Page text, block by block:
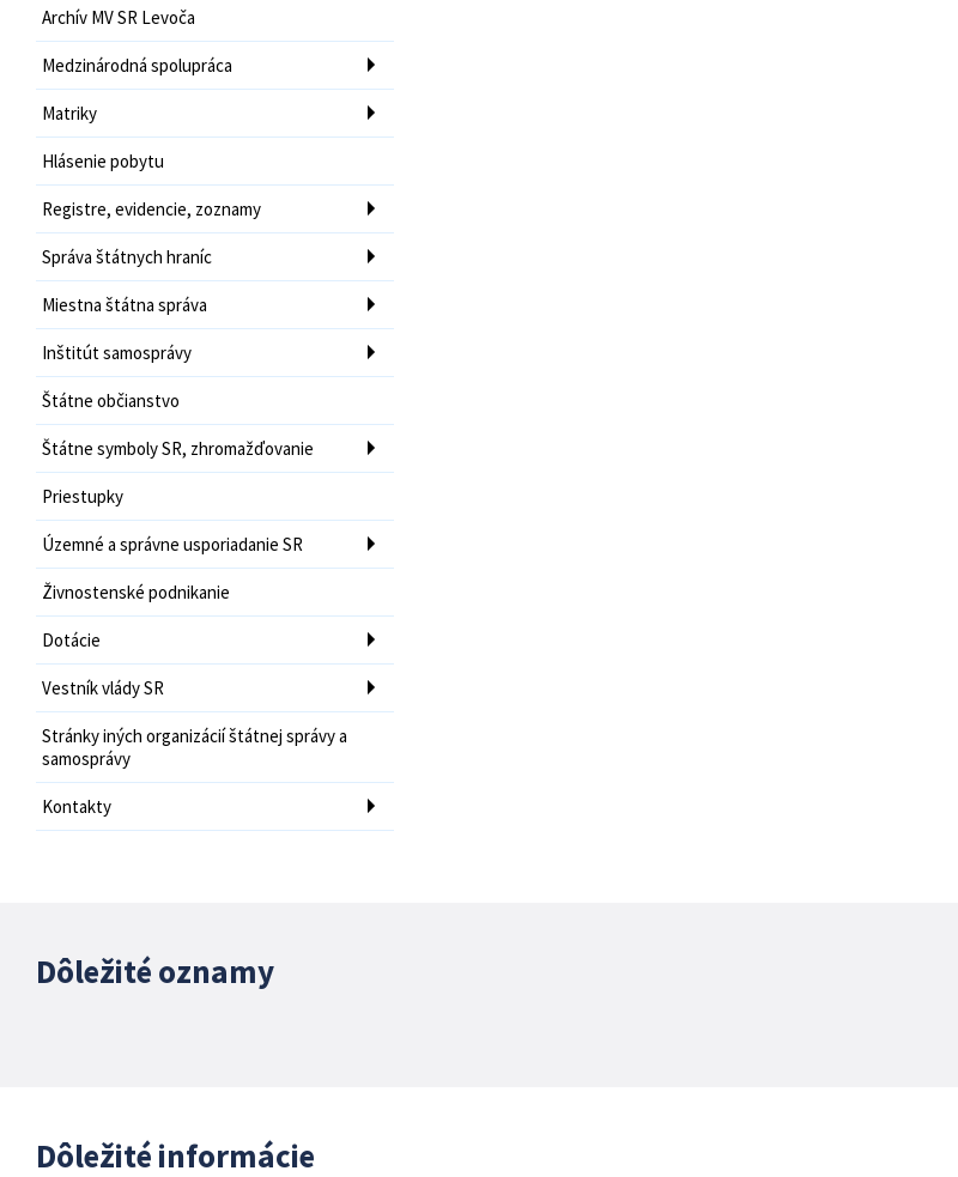
Archív MV SR Levoča
Medzinárodná spolupráca
Matriky
Hlásenie pobytu
Registre, evidencie, zoznamy
Správa štátnych hraníc
Miestna štátna správa
Inštitút samosprávy
Štátne občianstvo
Štátne symboly SR, zhromažďovanie
Priestupky
Územné a správne usporiadanie SR
Živnostenské podnikanie
Dotácie
Vestník vlády SR
Stránky iných organizácií štátnej správy a
samosprávy
Kontakty
Dôležité oznamy
Dôležité informácie